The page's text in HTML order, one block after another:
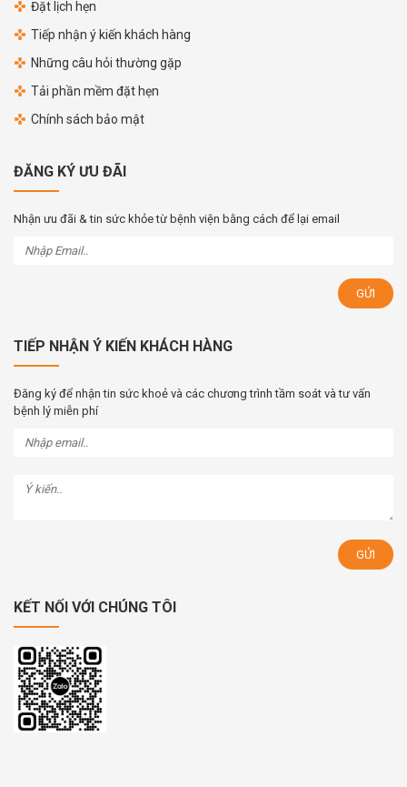
Đặt lịch hẹn
Tiếp nhận ý kiến khách hàng
Những câu hỏi thường gặp
Tải phần mềm đặt hẹn
Chính sách bảo mật
ĐĂNG KÝ ƯU ĐÃI
Nhận ưu đãi & tin sức khỏe từ bệnh viện bằng cách để lại email
TIẾP NHẬN Ý KIẾN KHÁCH HÀNG
Đăng ký để nhận tin sức khoẻ và các chương trình tầm soát và tư vấn
bệnh lý miễn phí
KẾT NỐI VỚI CHÚNG TÔI